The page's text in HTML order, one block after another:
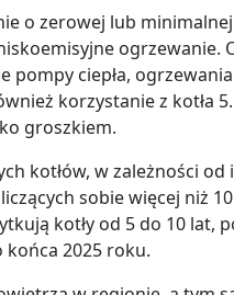
o zerowej lub
pompy ciepła,
korzystanie z kotła
groszkiem.
kotłów, w zależności
sobie więcej niż
kotły od 5 do 10 lat,
końca 2025 roku.